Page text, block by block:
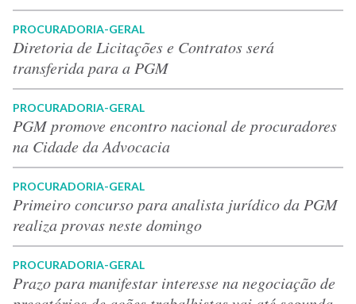
PROCURADORIA-GERAL
Diretoria de Licitações e Contratos será
transferida para a PGM
PROCURADORIA-GERAL
PGM promove encontro nacional de procuradores
na Cidade da Advocacia
PROCURADORIA-GERAL
Primeiro concurso para analista jurídico da PGM
realiza provas neste domingo
PROCURADORIA-GERAL
Prazo para manifestar interesse na negociação de